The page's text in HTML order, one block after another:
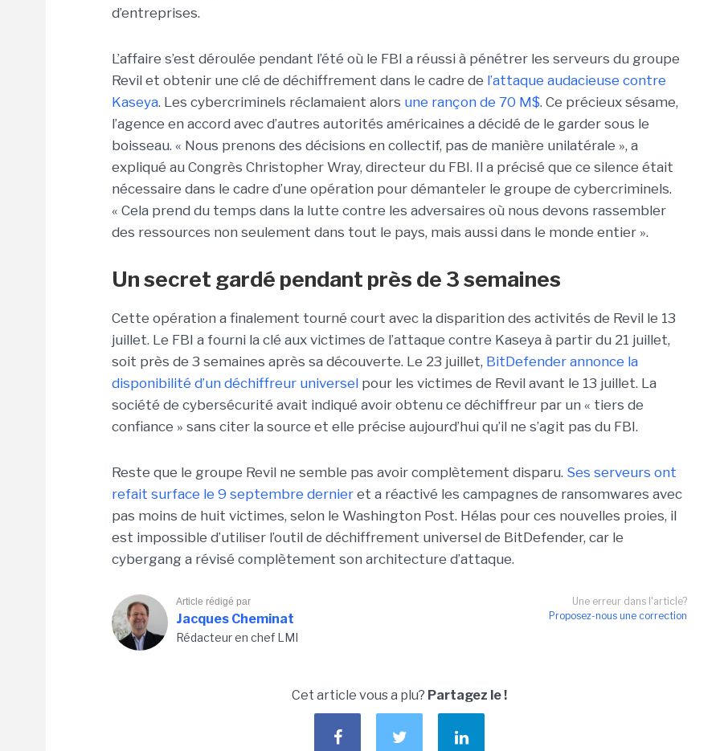
d’entreprises.
L’affaire s’est déroulée pendant l’été où le FBI a réussi à pénétrer les serveurs du groupe
Revil et obtenir une clé de déchiffrement dans le cadre de l’attaque audacieuse contre
Kaseya. Les cybercriminels réclamaient alors une rançon de 70 M$. Ce précieux sésame,
l’agence en accord avec d’autres autorités américaines a décidé de le garder sous le
boisseau. « Nous prenons des décisions en collectif, pas de manière unilatérale », a
expliqué au Congrès Christopher Wray, directeur du FBI. Il a précisé que ce silence était
nécessaire dans le cadre d’une opération pour démanteler le groupe de cybercriminels.
« Cela prend du temps dans la lutte contre les adversaires où nous devons rassembler
des ressources non seulement dans tout le pays, mais aussi dans le monde entier ».
Un secret gardé pendant près de 3 semaines
Cette opération a finalement tourné court avec la disparition des activités de Revil le 13
juillet. Le FBI a fourni la clé aux victimes de l’attaque contre Kaseya à partir du 21 juillet,
soit près de 3 semaines après sa découverte. Le 23 juillet, BitDefender annonce la
disponibilité d’un déchiffreur universel pour les victimes de Revil avant le 13 juillet. La
société de cybersécurité avait indiqué avoir obtenu ce déchiffreur par un « tiers de
confiance » sans citer la source et elle précise aujourd’hui qu’il ne s’agit pas du FBI.
Reste que le groupe Revil ne semble pas avoir complètement disparu. Ses serveurs ont
refait surface le 9 septembre dernier et a réactivé les campagnes de ransomwares avec
pas moins de huit victimes, selon le Washington Post. Hélas pour ces nouvelles proies, il
est impossible d’utiliser l’outil de déchiffrement universel de BitDefender, car le
cybergang a révisé complètement son architecture d’attaque.
Une erreur dans l'article?
Proposez-nous une correction
Article rédigé par
Jacques Cheminat
Rédacteur en chef LMI
Cet article vous a plu? Partagez le !